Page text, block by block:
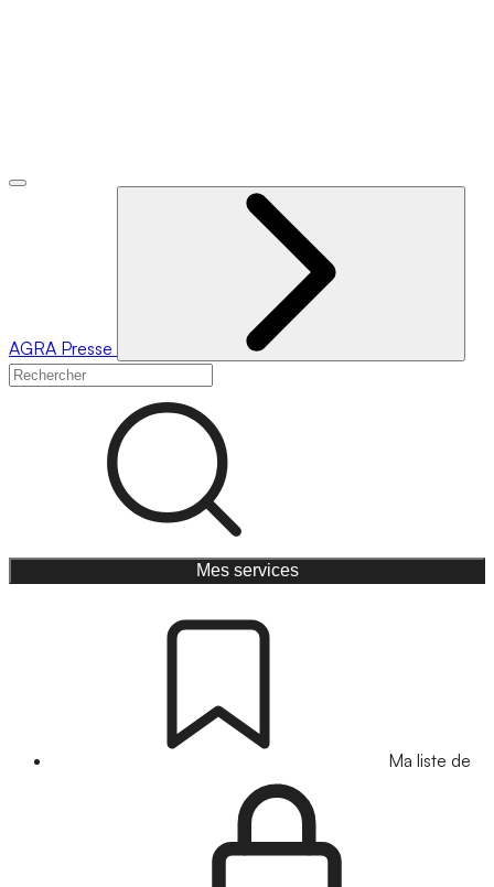
AGRA Presse
Mes services
Ma liste de